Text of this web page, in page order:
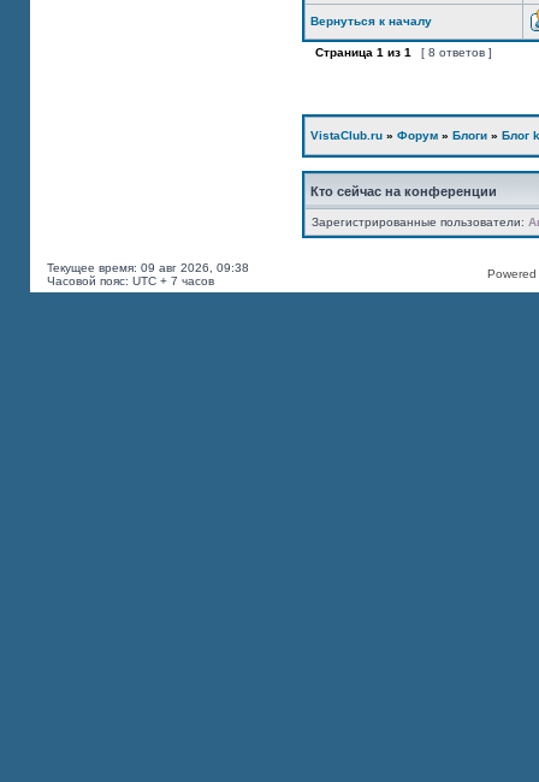
Вернуться к началу
Страница 1 из 1 [ 8 ответов ]
VistaClub.ru » Форум » Блоги » Блог
Кто сейчас на конференции
Зарегистрированные пользователи:
Текущее время: 09 авг 2026, 09:38
Часовой пояс: UTC + 7 часов